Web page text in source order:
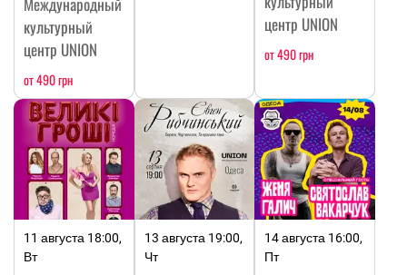
культурный
центр UNION
от 490 грн
центр UNION
от 490 грн
11 августа 18:00,
Вт
13 августа 19:00,
Чт
14 августа 16:00,
Пт